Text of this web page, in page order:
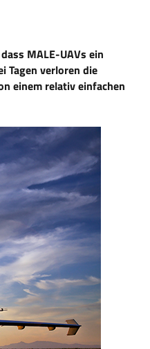
MALE-UAVs ein
Tagen verloren die
einem relativ einfachen